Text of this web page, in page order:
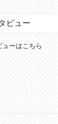
ビュー
ーはこちら